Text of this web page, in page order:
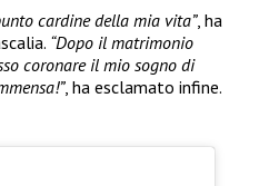
cardine della mia vita”, ha
“Dopo il matrimonio
coronare il mio sogno di
, ha esclamato infine.